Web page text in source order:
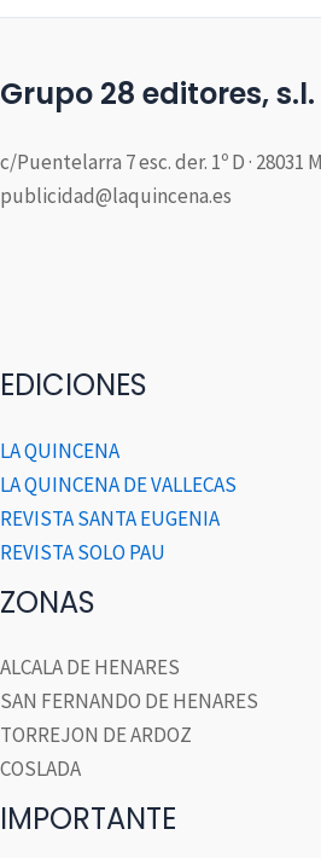
Grupo 28 editores, s.l.
c/Puentelarra 7 esc. der. 1º D · 28031
publicidad@laquincena.es
EDICIONES
LA QUINCENA
LA QUINCENA DE VALLECAS
REVISTA SANTA EUGENIA
REVISTA SOLO PAU
ZONAS
ALCALA DE HENARES
SAN FERNANDO DE HENARES
TORREJON DE ARDOZ
COSLADA
IMPORTANTE